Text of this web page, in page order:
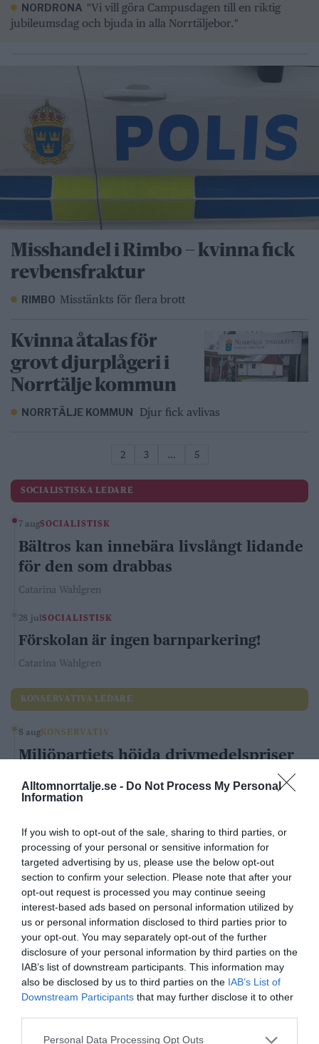
Alltomnorrtalje.se - Do Not Process My Personal
Information
If you wish to opt-out of the sale, sharing to third parties, or
processing of your personal or sensitive information for
targeted advertising by us, please use the below opt-out
section to confirm your selection. Please note that after your
opt-out request is processed you may continue seeing
interest-based ads based on personal information utilized by
us or personal information disclosed to third parties prior to
your opt-out. You may separately opt-out of the further
disclosure of your personal information by third parties on the
IAB’s list of downstream participants. This information may
also be disclosed by us to third parties on the IAB’s List of
Downstream Participants that may further disclose it to other
Personal Data Processing Opt Outs
NORDRONA "Vi vill göra Campusdagen till en riktig
jubileumsdag och bjuda in alla Norrtäljebor."
Misshandel i Rimbo – kvinna fick
revbensfraktur
RIMBO Misstänkts för flera brott
Kvinna åtalas för
grovt djurplågeri i
Norrtälje kommun
NORRTÄLJE KOMMUN Djur fick avlivas
2 3 … 5
SOCIALISTISKA LEDARE
7 augSOCIALISTISK
Bältros kan innebära livslångt lidande
för den som drabbas
Catarina Wahlgren
28 julSOCIALISTISK
Förskolan är ingen barnparkering!
Catarina Wahlgren
KONSERVATIVA LEDARE
8 augKONSERVATIV
Miljöpartiets höjda drivmedelspriser
Carl Eos
29 jul KONSERVATIV
Pinsamt av Norrtelje Tidning
Carl Eos
LIBERALA LEDARE
4 aug LIBERAL
Norrtälje visar vägen: Fler elever
klarar grundskolan
LIBERAL